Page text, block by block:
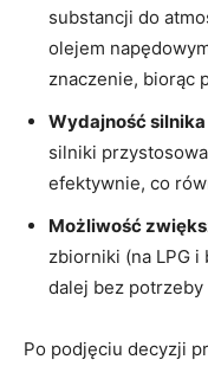
substancji do
⁢olejem
znaczenie, biorąc⁤
Wydajność silnika
silniki
efektywnie, co
Możliwość
⁤zbiorniki (na LPG i
dalej bez
Po podjęciu decyzji